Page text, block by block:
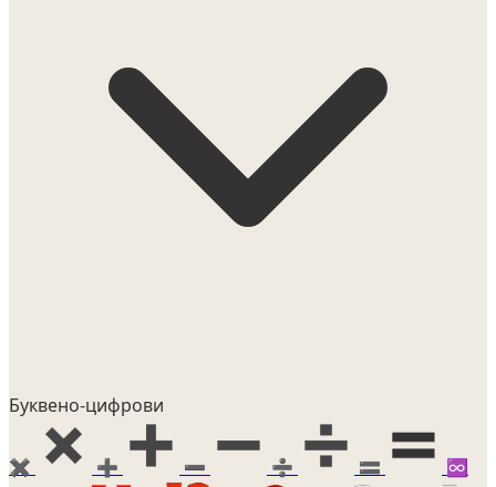
Буквено-цифрови
✖️ ➕ ➖ ➗ 🟰 ♾️